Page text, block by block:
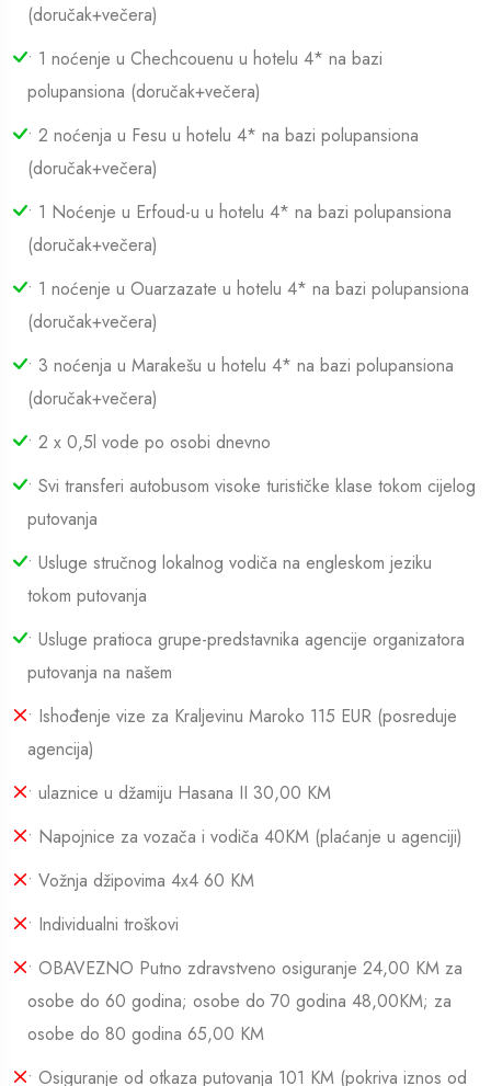
(doručak+večera)
• 1 noćenje u Chechcouenu u hotelu 4* na bazi
polupansiona (doručak+večera)
• 2 noćenja u Fesu u hotelu 4* na bazi polupansiona
(doručak+večera)
• 1 Noćenje u Erfoud-u u hotelu 4* na bazi polupansiona
(doručak+večera)
• 1 noćenje u Ouarzazate u hotelu 4* na bazi polupansiona
(doručak+večera)
• 3 noćenja u Marakešu u hotelu 4* na bazi polupansiona
(doručak+večera)
• 2 x 0,5l vode po osobi dnevno
• Svi transferi autobusom visoke turističke klase tokom cijelog
putovanja
• Usluge stručnog lokalnog vodiča na engleskom jeziku
tokom putovanja
• Usluge pratioca grupe-predstavnika agencije organizatora
putovanja na našem
• Ishođenje vize za Kraljevinu Maroko 115 EUR (posreduje
agencija)
• ulaznice u džamiju Hasana II 30,00 KM
• Napojnice za vozača i vodiča 40KM (plaćanje u agenciji)
• Vožnja džipovima 4x4 60 KM
• Individualni troškovi
• OBAVEZNO Putno zdravstveno osiguranje 24,00 KM za
osobe do 60 godina; osobe do 70 godina 48,00KM; za
osobe do 80 godina 65,00 KM
• Osiguranje od otkaza putovanja 101 KM (pokriva iznos od